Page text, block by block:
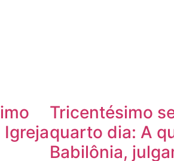
Tricentésimo
quarto dia: A
Babilônia,